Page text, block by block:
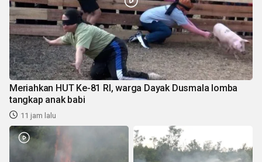
Meriahkan HUT Ke-81 RI, warga Dayak Dusmala lomba
tangkap anak babi
11 jam lalu